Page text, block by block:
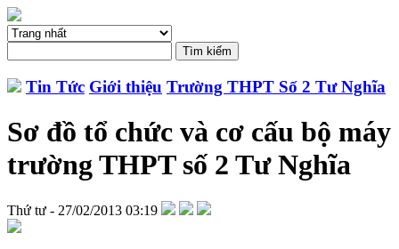
Tin Tức Giới thiệu Trường THPT Số 2 Tư Nghĩa
Sơ đồ tổ chức và cơ cấu bộ máy
trường THPT số 2 Tư Nghĩa
Thứ tư - 27/02/2013 03:19